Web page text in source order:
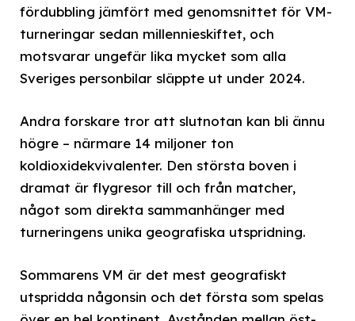
fördubbling jämfört med genomsnittet för VM-
turneringar sedan millennieskiftet, och
motsvarar ungefär lika mycket som alla
Sveriges personbilar släppte ut under 2024.
Andra forskare tror att slutnotan kan bli ännu
högre – närmare 14 miljoner ton
koldioxidekvivalenter. Den största boven i
dramat är flygresor till och från matcher,
något som direkta sammanhänger med
turneringens unika geografiska utspridning.
Sommarens VM är det mest geografiskt
utspridda någonsin och det första som spelas